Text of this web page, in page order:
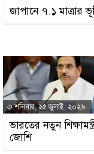
জাপানে ৭.১ মাত্রার
শনিবার, ২৫ জুলাই, ২০২৬
ভারতের নতুন
জোশি